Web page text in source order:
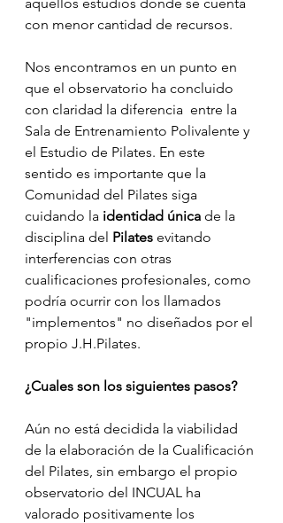
con menor cantidad de recursos.
Nos encontramos en un punto en
que el observatorio ha concluido
con claridad la diferencia  entre la
Sala de Entrenamiento Polivalente y
el Estudio de Pilates. En este
sentido es importante que la
Comunidad del Pilates siga
cuidando la identidad única de la
disciplina del Pilates evitando
interferencias con otras
cualificaciones profesionales, como
podría ocurrir con los llamados
"implementos" no diseñados por el
propio J.H.Pilates.
¿Cuales son los siguientes pasos?
Aún no está decidida la viabilidad
de la elaboración de la Cualificación
del Pilates, sin embargo el propio
observatorio del INCUAL ha
valorado positivamente los